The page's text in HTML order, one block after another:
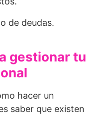
de deudas.
gestionar tu
hacer un
saber que existen